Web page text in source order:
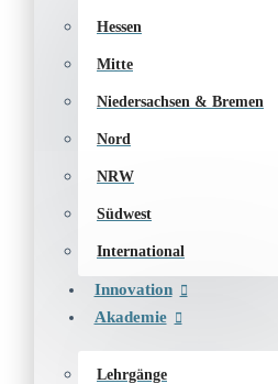
Hessen
Mitte
Niedersachsen & Bremen
Nord
NRW
Südwest
International
Innovation
Akademie
Lehrgänge